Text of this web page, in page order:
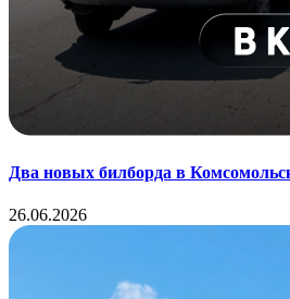
Два новых билборда в
26.06.2026